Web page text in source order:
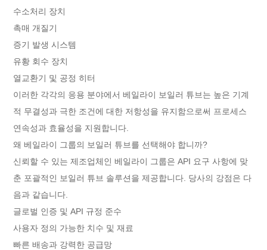
수소처리 장치
촉매 개질기
증기 발생 시스템
유황 회수 장치
열교환기 및 공정 히터
이러한 각각의 응용 분야에서 베일라이 보일러 튜브는 높은 기계
적 무결성과 극한 조건에 대한 저항성을 유지함으로써 프로세스
연속성과 효율성을 지원합니다.
왜 베일라이 그룹의 보일러 튜브를 선택해야 합니까?
신뢰할 수 있는 제조업체인 베일라이 그룹은 API 요구 사항에 맞
춘 포괄적인 보일러 튜브 솔루션을 제공합니다. 당사의 강점은 다
음과 같습니다.
글로벌 인증 및 API 규정 준수
사용자 정의 가능한 치수 및 재료
빠른 배송과 강력한 공급망